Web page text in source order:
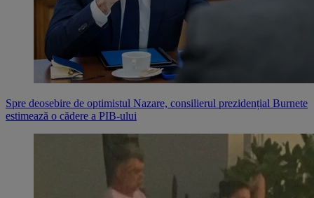
Spre deosebire de optimistul Nazare, consilierul prezidențial Burnete
estimează o cădere a PIB-ului